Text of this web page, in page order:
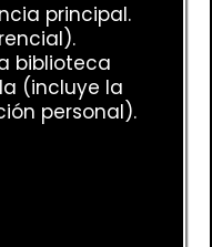
principal.
biblioteca
(incluye la
personal).